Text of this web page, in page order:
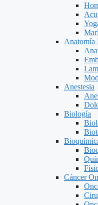
Anatomía
Anestesia
Biología
Cáncer